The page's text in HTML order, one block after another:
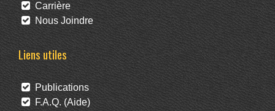
Carrière
Nous Joindre
Liens utiles
Publications
F.A.Q. (Aide)